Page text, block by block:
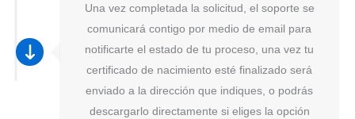
Una vez completada la solicitud, el soporte se
comunicará contigo por medio de email para
notificarte el estado de tu proceso, una vez tu
certificado de nacimiento esté finalizado será
enviado a la dirección que indiques, o podrás
descargarlo directamente si eliges la opción